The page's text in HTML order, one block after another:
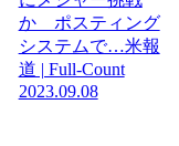
か ポスティング
システムで…米報
道 | Full-Count
2023.09.08